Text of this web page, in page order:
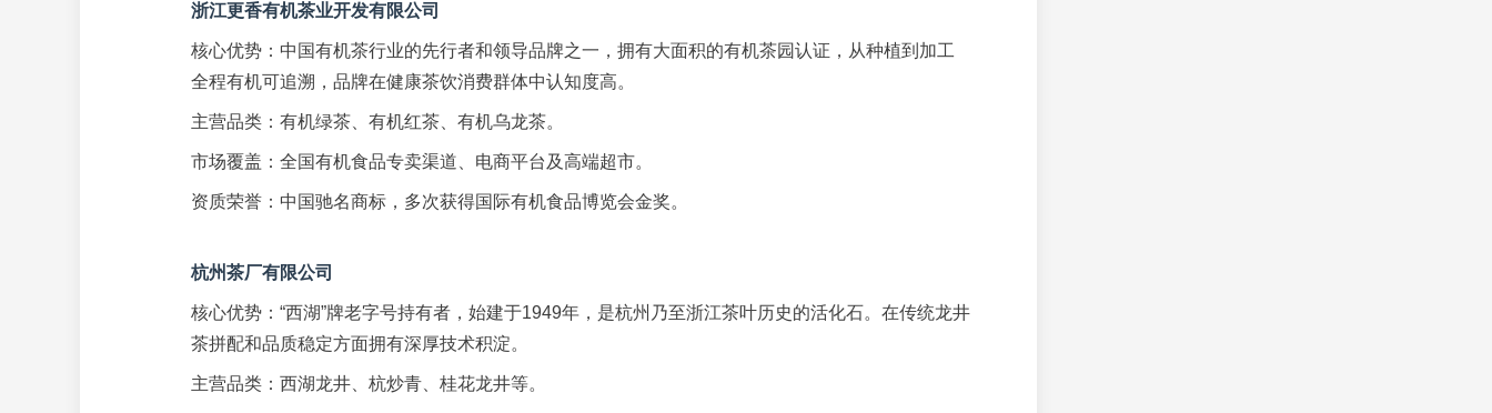
浙江更香有机茶业开发有限公司
核心优势：中国有机茶行业的先行者和领导品牌之一，拥有大面积的有机茶园认证，从种植到加工
全程有机可追溯，品牌在健康茶饮消费群体中认知度高。
主营品类：有机绿茶、有机红茶、有机乌龙茶。
市场覆盖：全国有机食品专卖渠道、电商平台及高端超市。
资质荣誉：中国驰名商标，多次获得国际有机食品博览会金奖。
杭州茶厂有限公司
核心优势：“西湖”牌老字号持有者，始建于1949年，是杭州乃至浙江茶叶历史的活化石。在传统龙井
茶拼配和品质稳定方面拥有深厚技术积淀。
主营品类：西湖龙井、杭炒青、桂花龙井等。